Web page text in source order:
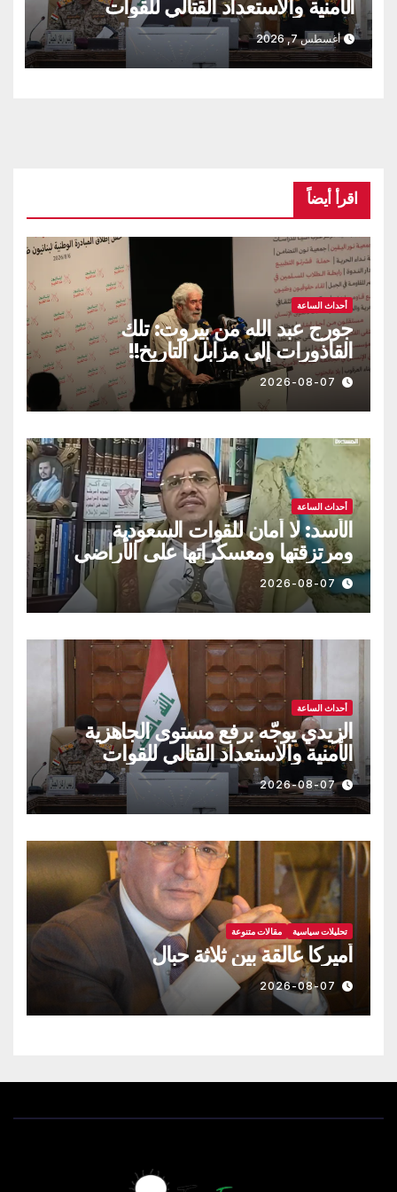
الأمنية والاستعداد القتالي للقوات
العراقية!!
أغسطس 7, 2026
اقرأ أيضاً
أحداث الساعة
جورج عبد الله من بيروت: تلك
القاذورات إلى مزابل التاريخ!!
2026-08-07
أحداث الساعة
الأسد: لا أمان للقوات السعودية
ومرتزقتها ومعسكراتها على الأراضي
اليمنية
2026-08-07
أحداث الساعة
الزيدي يوجّه برفع مستوى الجاهزية
الأمنية والاستعداد القتالي للقوات
العراقية!!
2026-08-07
تحليلات سياسية مقالات متنوعة
أميركا عالقة بين ثلاثة حبال
2026-08-07